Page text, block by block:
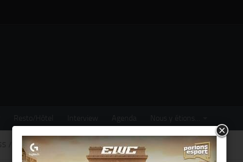
Resto/Hôtel Interview Agenda Nous y étions…
MODE / NOUS AVONS VU POUR VOUS... / PEOPLE / SORTIR